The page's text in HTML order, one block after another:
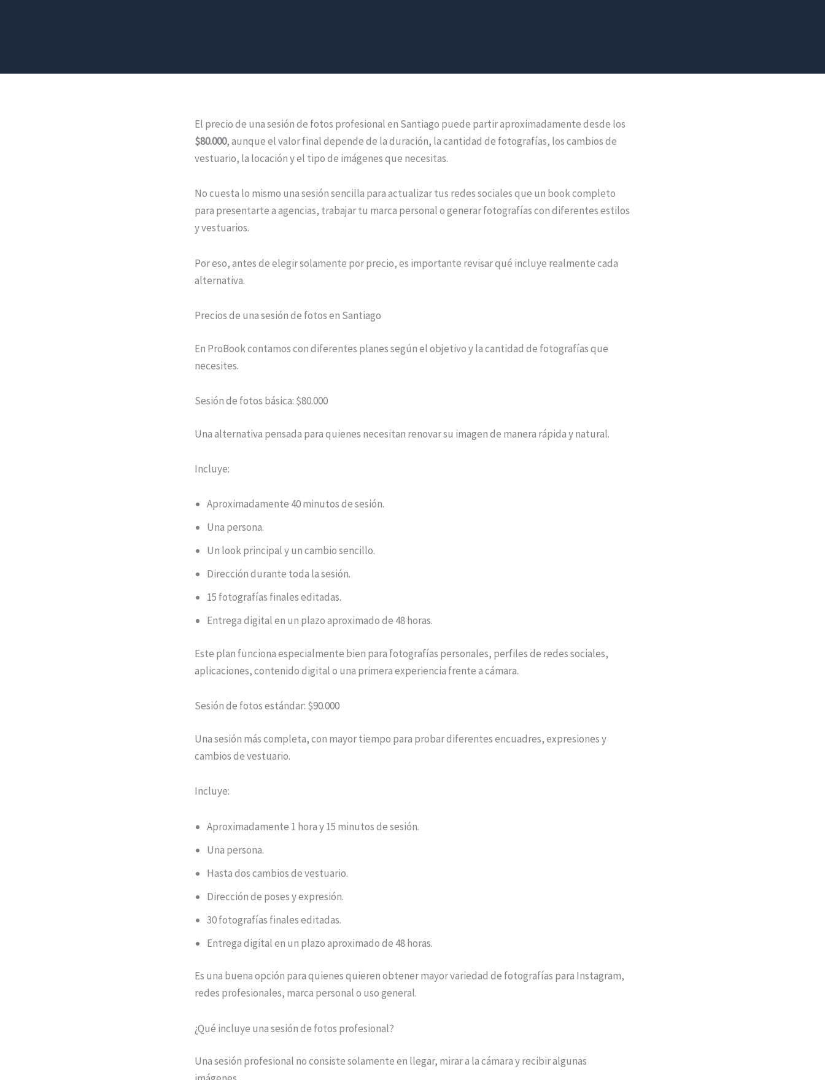
El precio de una sesión de fotos profesional en Santiago puede partir aproximadamente desde los
$80.000, aunque el valor final depende de la duración, la cantidad de fotografías, los cambios de
vestuario, la locación y el tipo de imágenes que necesitas.
No cuesta lo mismo una sesión sencilla para actualizar tus redes sociales que un book completo
para presentarte a agencias, trabajar tu marca personal o generar fotografías con diferentes estilos
y vestuarios.
Por eso, antes de elegir solamente por precio, es importante revisar qué incluye realmente cada
alternativa.
Precios de una sesión de fotos en Santiago
En ProBook contamos con diferentes planes según el objetivo y la cantidad de fotografías que
necesites.
Sesión de fotos básica: $80.000
Una alternativa pensada para quienes necesitan renovar su imagen de manera rápida y natural.
Incluye:
Aproximadamente 40 minutos de sesión.
Una persona.
Un look principal y un cambio sencillo.
Dirección durante toda la sesión.
15 fotografías finales editadas.
Entrega digital en un plazo aproximado de 48 horas.
Este plan funciona especialmente bien para fotografías personales, perfiles de redes sociales,
aplicaciones, contenido digital o una primera experiencia frente a cámara.
Sesión de fotos estándar: $90.000
Una sesión más completa, con mayor tiempo para probar diferentes encuadres, expresiones y
cambios de vestuario.
Incluye:
Aproximadamente 1 hora y 15 minutos de sesión.
Una persona.
Hasta dos cambios de vestuario.
Dirección de poses y expresión.
30 fotografías finales editadas.
Entrega digital en un plazo aproximado de 48 horas.
Es una buena opción para quienes quieren obtener mayor variedad de fotografías para Instagram,
redes profesionales, marca personal o uso general.
¿Qué incluye una sesión de fotos profesional?
Una sesión profesional no consiste solamente en llegar, mirar a la cámara y recibir algunas